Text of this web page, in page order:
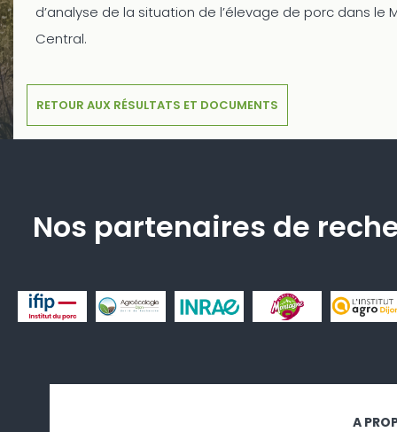
d’analyse de la situation de l’élevage de porc dans le
Central.
RETOUR AUX RÉSULTATS ET DOCUMENTS
Nos partenaires de
A